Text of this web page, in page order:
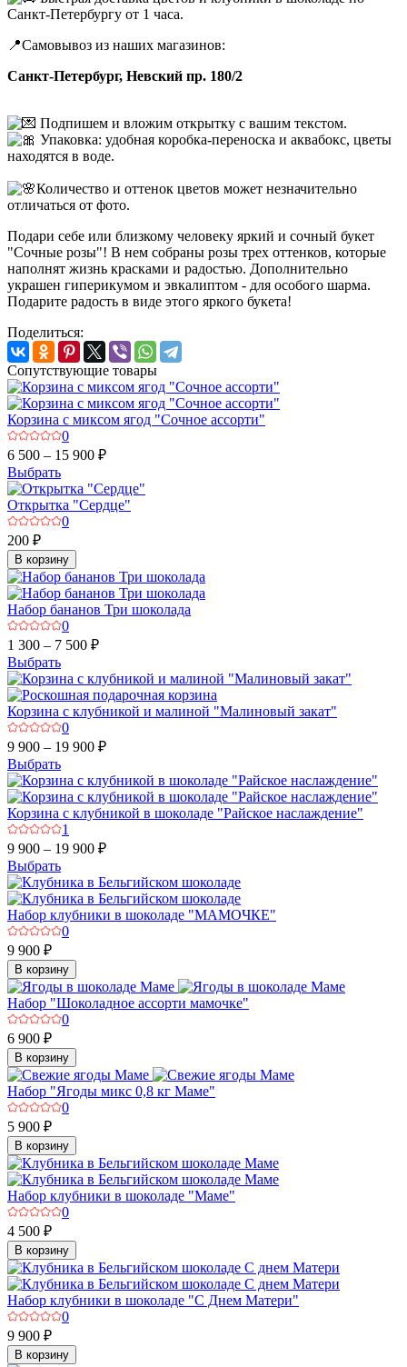
Санкт-Петербургу от 1 часа.
📍Самовывоз из наших магазинов:
Санкт-Петербург, Невский пр. 180/2
Подпишем и вложим открытку с вашим текстом.
Упаковка: удобная коробка-переноска и аквабокс, цветы
находятся в воде.
Количество и оттенок цветов может незначительно
отличаться от фото.
Подари себе или близкому человеку яркий и сочный букет
"Сочные розы"! В нем собраны розы трех оттенков, которые
наполнят жизнь красками и радостью. Дополнительно
украшен гиперикумом и эвкалиптом - для особого шарма.
Подарите радость в виде этого яркого букета!
Поделиться:
Сопутствующие товары
Корзина с миксом ягод "Сочное ассорти"
0
6 500 – 15 900 ₽
Выбрать
Открытка "Сердце"
0
200 ₽
В корзину
Набор бананов Три шоколада
0
1 300 – 7 500 ₽
Выбрать
Корзина с клубникой и малиной "Малиновый закат"
0
9 900 – 19 900 ₽
Выбрать
Корзина с клубникой в шоколаде "Райское наслаждение"
1
9 900 – 19 900 ₽
Выбрать
Набор клубники в шоколаде "МАМОЧКЕ"
0
9 900 ₽
В корзину
Набор "Шоколадное ассорти мамочке"
0
6 900 ₽
В корзину
Набор "Ягоды микс 0,8 кг Маме"
0
5 900 ₽
В корзину
Набор клубники в шоколаде "Маме"
0
4 500 ₽
В корзину
Набор клубники в шоколаде "С Днем Матери"
0
9 900 ₽
В корзину